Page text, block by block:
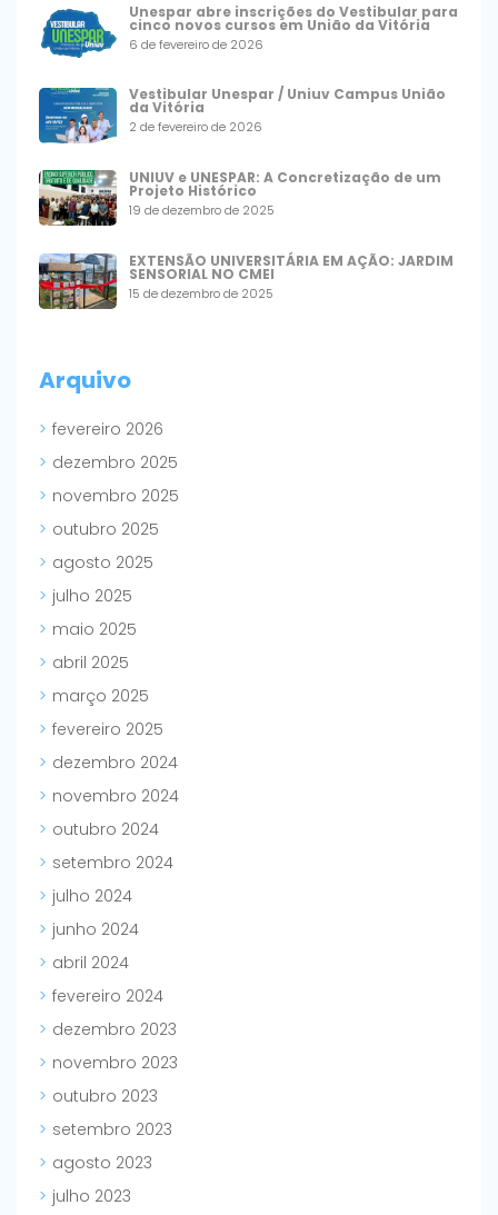
Unespar abre inscrições do Vestibular para
cinco novos cursos em União da Vitória
6 de fevereiro de 2026
Vestibular Unespar / Uniuv Campus União
da Vitória
2 de fevereiro de 2026
UNIUV e UNESPAR: A Concretização de um
Projeto Histórico
19 de dezembro de 2025
EXTENSÃO UNIVERSITÁRIA EM AÇÃO: JARDIM
SENSORIAL NO CMEI
15 de dezembro de 2025
Arquivo
fevereiro 2026
dezembro 2025
novembro 2025
outubro 2025
agosto 2025
julho 2025
maio 2025
abril 2025
março 2025
fevereiro 2025
dezembro 2024
novembro 2024
outubro 2024
setembro 2024
julho 2024
junho 2024
abril 2024
fevereiro 2024
dezembro 2023
novembro 2023
outubro 2023
setembro 2023
agosto 2023
julho 2023